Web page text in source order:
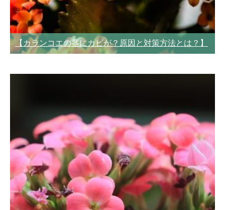
【カランコエの茎にカビが？原因と対策方法とは？】